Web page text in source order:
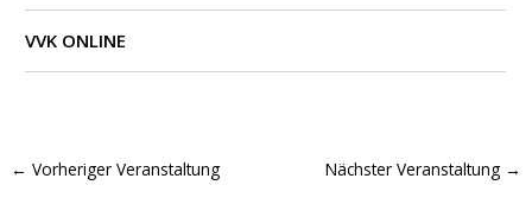
VVK ONLINE
← Vorheriger Veranstaltung Nächster Veranstaltung →